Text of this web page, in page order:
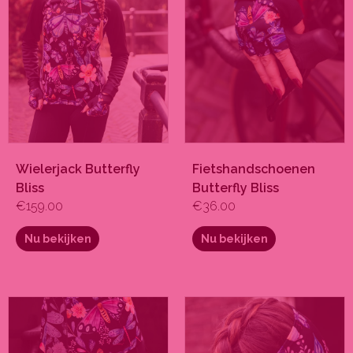
Wielerjack Butterfly
Bliss
€159.00
Nu bekijken
optie
kan
gekozen
worden
op
productpagina
Fietshandschoenen
Butterfly Bliss
€36.00
Nu bekijken
optie
kan
gekozen
worden
product
heeft
product
heeft